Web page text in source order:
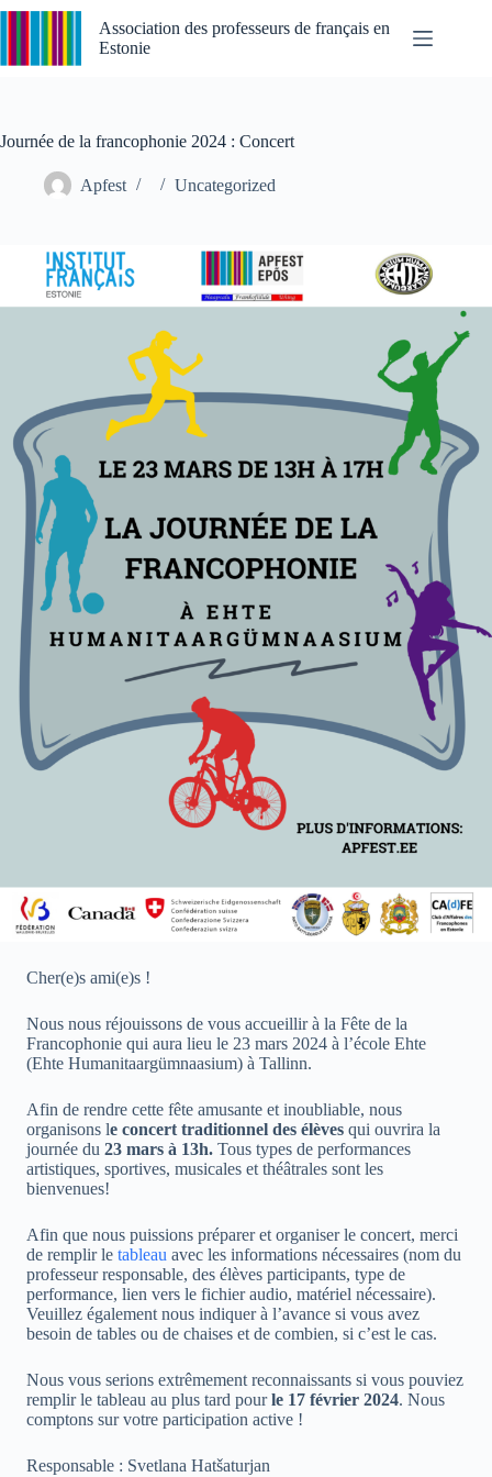
Passer
Association des professeurs de français en
Estonie
Journée de la francophonie 2024 : Concert
Apfest Uncategorized
Cher(e)s ami(e)s !
Nous nous réjouissons de vous accueillir à la Fête de la
Francophonie qui aura lieu le 23 mars 2024 à l’école Ehte
(Ehte Humanitaargümnaasium) à Tallinn.
Afin de rendre cette fête amusante et inoubliable, nous
organisons le concert traditionnel des élèves qui ouvrira la
journée du 23 mars à 13h. Tous types de performances
artistiques, sportives, musicales et théâtrales sont les
bienvenues!
Afin que nous puissions préparer et organiser le concert, merci
de remplir le tableau avec les informations nécessaires (nom du
professeur responsable, des élèves participants, type de
performance, lien vers le fichier audio, matériel nécessaire).
Veuillez également nous indiquer à l’avance si vous avez
besoin de tables ou de chaises et de combien, si c’est le cas.
Nous vous serions extrêmement reconnaissants si vous pouviez
remplir le tableau au plus tard pourle 17 février 2024. Nous
comptons sur votre participation active !
Responsable : Svetlana Hatšaturjan